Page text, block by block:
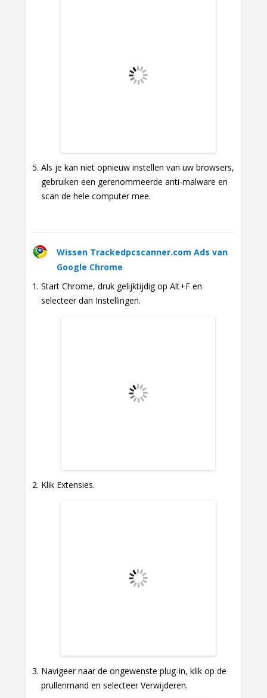
Als je kan niet opnieuw instellen van uw browsers,
gebruiken een gerenommeerde anti-malware en
scan de hele computer mee.
Wissen Trackedpcscanner.com Ads van
Google Chrome
Start Chrome, druk gelijktijdig op Alt+F en
selecteer dan Instellingen.
Klik Extensies.
Navigeer naar de ongewenste plug-in, klik op de
prullenmand en selecteer Verwijderen.